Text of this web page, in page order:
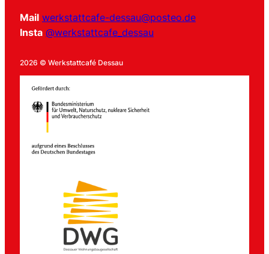
Mail werkstattcafe-dessau@posteo.de
Insta @werkstattcafe_dessau
2026 © Werkstattcafé Dessau